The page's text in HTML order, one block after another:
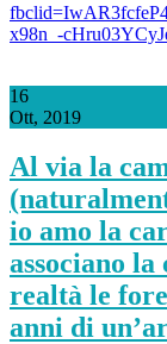
x98n_-
16
Ott, 2019
Al via la
io amo la
associano
realtà le
anni di